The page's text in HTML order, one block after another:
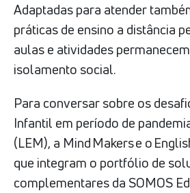
Adaptadas para atender
práticas de ensino a distância
aulas e atividades
isolamento social.
Para conversar sobre os
Infantil em período de
(LEM), a Mind Makers e o
que integram o portfólio de
complementares da SOMOS